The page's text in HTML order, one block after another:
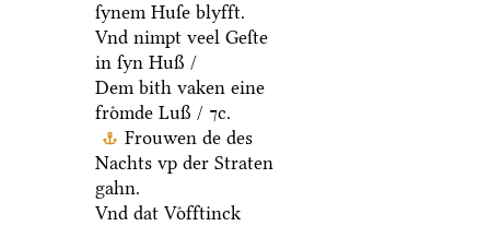
ſynem Huſe blyfft.
Vnd nimpt veel Geſte
in ſyn Huß /
Dem bith vaken eine
froͤmde Luß / ⁊c.
Frouwen de des
Nachts vp der Straten
gahn.
Vnd dat Voͤfftinck